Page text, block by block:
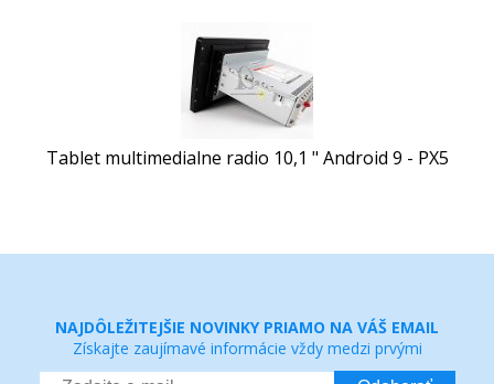
Tablet multimedialne radio 10,1 " Android 9 - PX5
NAJDÔLEŽITEJŠIE NOVINKY PRIAMO NA VÁŠ EMAIL
Získajte zaujímavé informácie vždy medzi prvými